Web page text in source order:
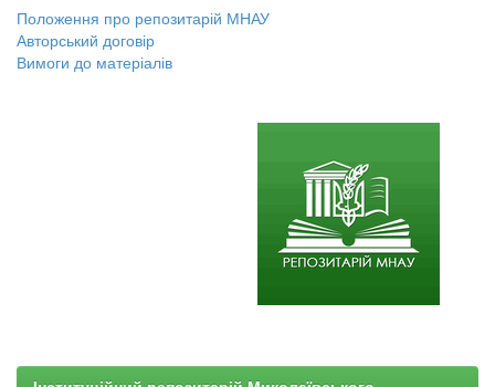
Положення про репозитарій МНАУ
Авторський договір
Вимоги до матеріалів